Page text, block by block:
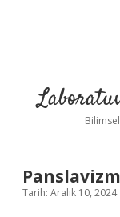
Tarih: Aralık 10, 2024